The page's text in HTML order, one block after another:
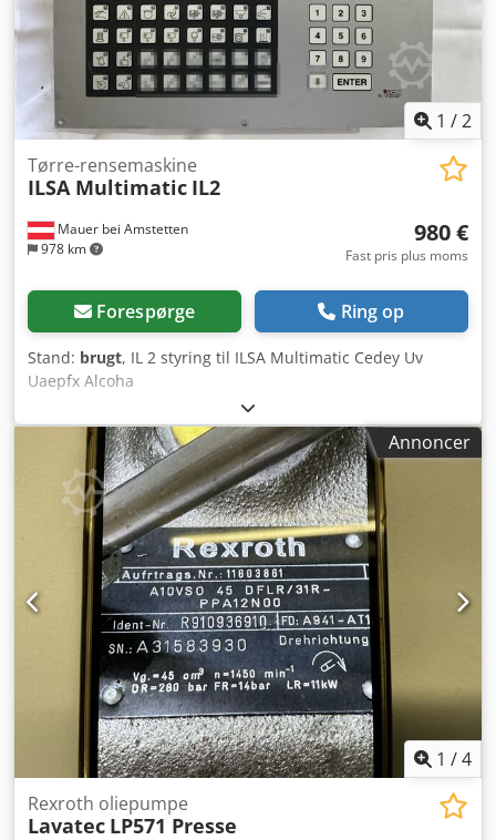
1 /2
Mauer bei Amstetten
978 km
Tørre-rensemaskine
ILSA Multimatic IL2
980 €
Fast pris plus moms
Forespørge Ring op
Stand: brugt, IL 2 styring til ILSA Multimatic Cedey Uv
Uaepfx Alcoha
Annoncer
1 /4
Rexroth oliepumpe
Lavatec LP571 Presse